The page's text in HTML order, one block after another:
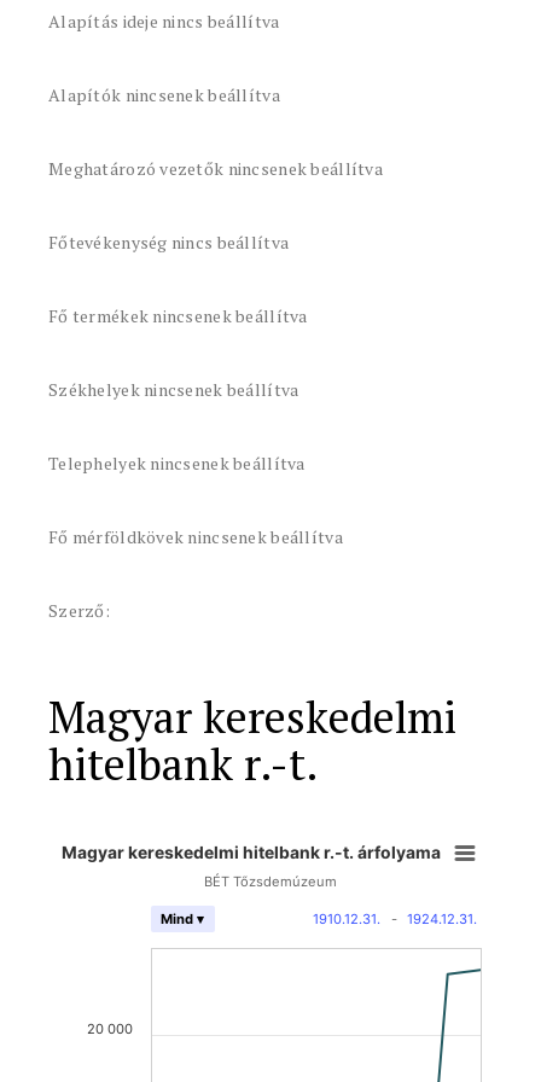
Alapítás ideje nincs beállítva
Alapítók nincsenek beállítva
Meghatározó vezetők nincsenek beállítva
Főtevékenység nincs beállítva
Fő termékek nincsenek beállítva
Székhelyek nincsenek beállítva
Telephelyek nincsenek beállítva
Fő mérföldkövek nincsenek beállítva
Szerző:
Magyar kereskedelmi
hitelbank r.-t.
Magyar kereskedelmi hitelbank r.-t. árfolyama
BÉT Tőzsdemúzeum
1910.12.31. - 1924.12.31.
Mind ▾
20 000